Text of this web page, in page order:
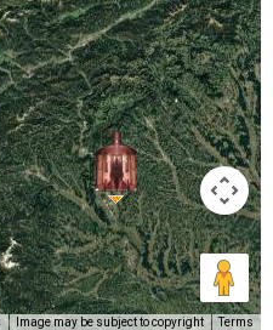
Image may be subject to copyright Terms